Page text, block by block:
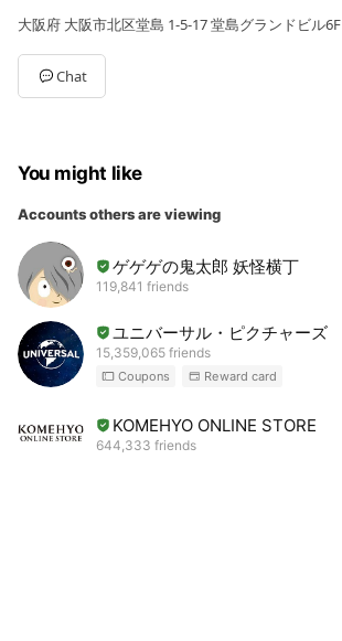
大阪府 大阪市北区堂島 1-5-17 堂島グランドビル6F
Chat
You might like
Accounts others are viewing
ゲゲゲの鬼太郎 妖怪横丁
119,841 friends
ユニバーサル・ピクチャーズ
15,359,065 friends
Coupons Reward card
KOMEHYO ONLINE STORE
644,333 friends